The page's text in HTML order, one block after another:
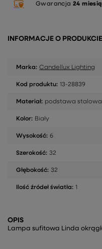
Gwarancja 24
INFORMACJE O PRODUKCIE
Marka: Candellux Lighting
Kod produktu: 13-28839
Materiał: podstawa
Kolor: Biały
Wysokość: 6
Szerokość: 32
Głębokość: 32
Ilość źródeł światła: 1
OPIS
Lampa sufitowa Linda